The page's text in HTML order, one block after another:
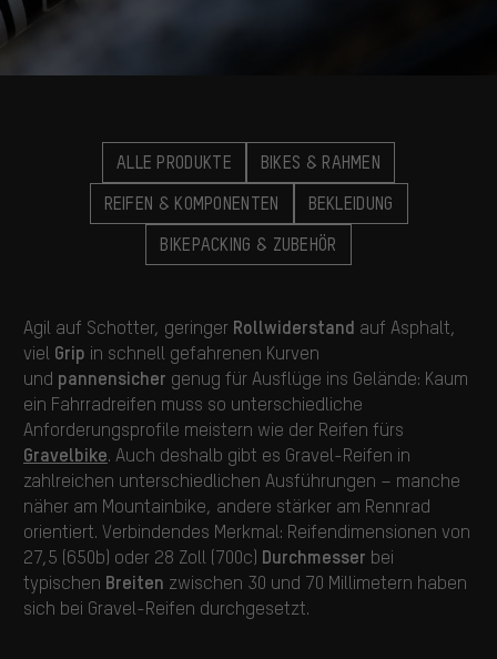
ALLE PRODUKTE
BIKES & RAHMEN
REIFEN & KOMPONENTEN
BEKLEIDUNG
BIKEPACKING & ZUBEHÖR
Agil auf Schotter, geringer Rollwiderstand auf Asphalt,
viel Grip in schnell gefahrenen Kurven
und pannensicher genug für Ausflüge ins Gelände: Kaum
ein Fahrradreifen muss so unterschiedliche
Anforderungsprofile meistern wie der Reifen fürs
Gravelbike. Auch deshalb gibt es Gravel-Reifen in
zahlreichen unterschiedlichen Ausführungen – manche
näher am Mountainbike, andere stärker am Rennrad
orientiert. Verbindendes Merkmal: Reifendimensionen von
27,5 (650b) oder 28 Zoll (700c) Durchmesser bei
typischen Breiten zwischen 30 und 70 Millimetern haben
sich bei Gravel-Reifen durchgesetzt.